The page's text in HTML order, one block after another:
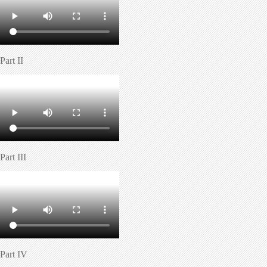
Part II
Part III
Conseguirpréstamos sin buró en Méxicoes posible gracias a
Part IV